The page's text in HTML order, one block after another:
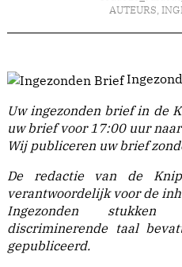
AUTEURS,
Uw ingezonden brief in de
uw brief voor 17:00 uur
Wij publiceren uw brief
De redactie van de
verantwoordelijk voor de
Ingezonden
discriminerende taal
gepubliceerd.